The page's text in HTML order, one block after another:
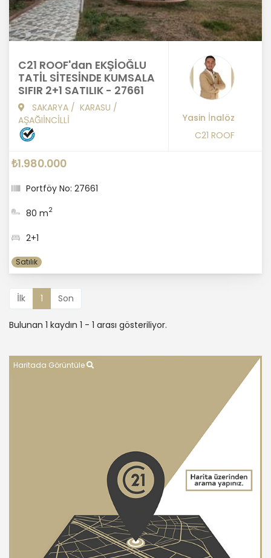
C21 ROOF'dan EKŞİOĞLU
TATİL SİTESİNDE KUMSALA
SIFIR 2+1 SATILIK - 27661
SAKARYA / KARASU /
AŞAĞIİNCİLLİ
Yasin İnalöz
C21 ROOF
₺1.980.000
Portföy No: 27661
80 m2
2+1
Satılık
İlk 1 Son
Bulunan 1 kaydın 1 - 1 arası gösteriliyor.
Haritada Görüntüle